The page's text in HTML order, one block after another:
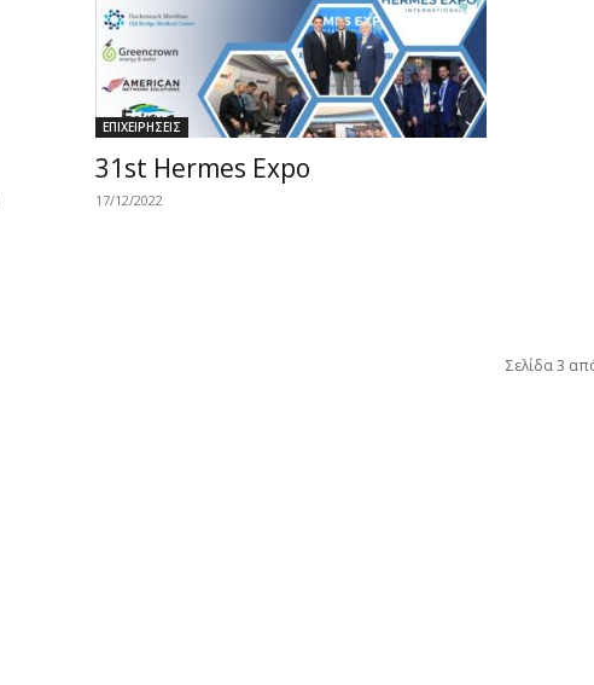
ΕΠΙΧΕΙΡΗΣΕΙΣ
31st Hermes Expo
17/12/2022
Σελίδα 3